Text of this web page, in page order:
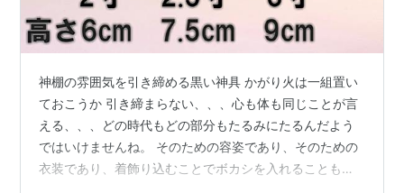
神棚の雰囲気を引き締める黒い神具 かがり火は一組置い
ておこうか 引き締まらない、、、心も体も同じことが言
える、、、どの時代もどの部分もたるみにたるんだよう
ではいけませんね。 そのための容姿であり、そのための
衣装であり、着飾り込むことでボカシを入れることもで